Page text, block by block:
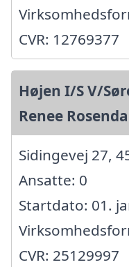
CVR: 12769377
Højen I/S V/
Renee
Sidingevej 27,
Ansatte: 0
Startdato: 01.
CVR: 25129997